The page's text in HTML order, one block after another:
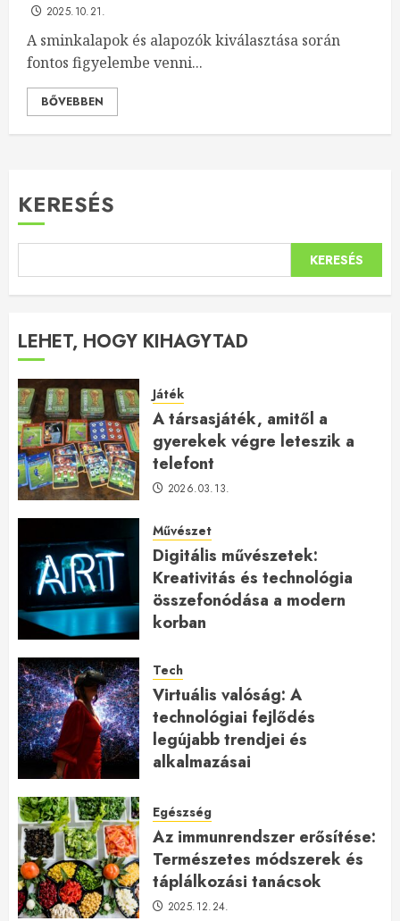
2025.10.21.
A sminkalapok és alapozók kiválasztása során
fontos figyelembe venni...
BŐVEBBEN
KERESÉS
KERESÉS
LEHET, HOGY KIHAGYTAD
Játék
A társasjáték, amitől a
gyerekek végre leteszik a
telefont
2026.03.13.
Művészet
Digitális művészetek:
Kreativitás és technológia
összefonódása a modern
korban
Tech
Virtuális valóság: A
technológiai fejlődés
legújabb trendjei és
alkalmazásai
Egészség
Az immunrendszer erősítése:
Természetes módszerek és
táplálkozási tanácsok
2025.12.24.